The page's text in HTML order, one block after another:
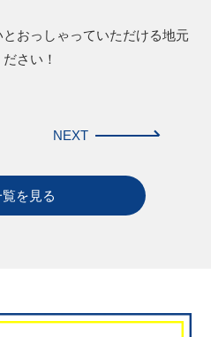
おっしゃっていただける地元
さい！
を見る
NEXT